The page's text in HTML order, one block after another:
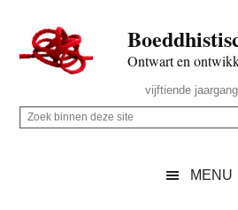
naar
de
inhoud
secondary
naar
de
sidebar
naar
de
Ontwart en
Rechts
vijftiende jaargang
Z
Z
MENU